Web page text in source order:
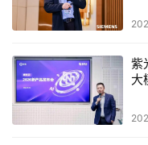
紫
大